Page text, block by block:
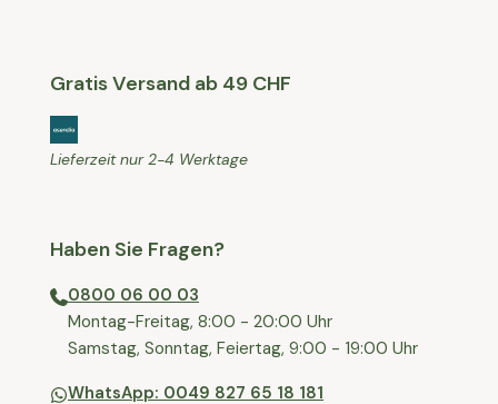
Gratis Versand ab 49 CHF
Lieferzeit nur 2-4 Werktage
Haben Sie Fragen?
0800 06 00 03
⁠Montag-Freitag, 8:00 - 20:00 Uhr
⁠Samstag, Sonntag, Feiertag, 9:00 - 19:00 Uhr
WhatsApp: 0049 827 65 18 181